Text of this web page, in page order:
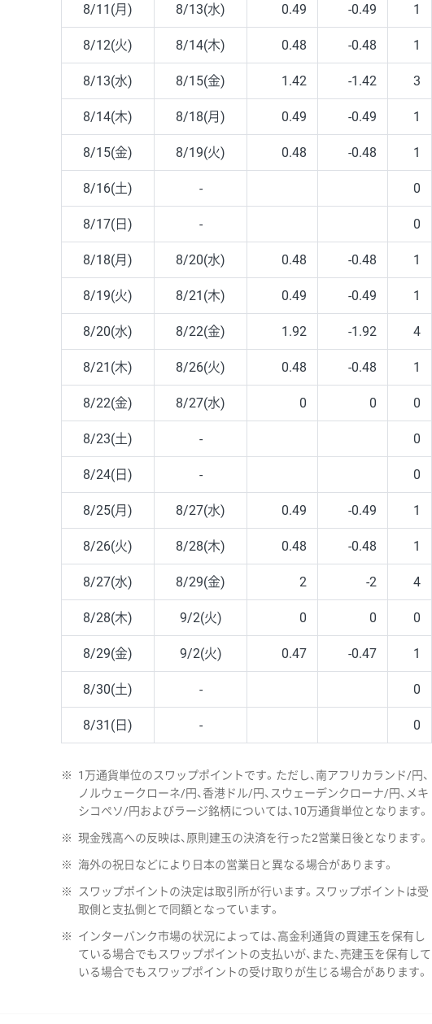
8/11(月) 8/13(水) 0.49 -0.49 1
8/12(火) 8/14(木) 0.48 -0.48 1
8/13(水) 8/15(金) 1.42 -1.42 3
8/14(木) 8/18(月) 0.49 -0.49 1
8/15(金) 8/19(火) 0.48 -0.48 1
8/16(土) - 0
8/17(日) - 0
8/18(月) 8/20(水) 0.48 -0.48 1
8/19(火) 8/21(木) 0.49 -0.49 1
8/20(水) 8/22(金) 1.92 -1.92 4
8/21(木) 8/26(火) 0.48 -0.48 1
8/22(金) 8/27(水) 0 0 0
8/23(土) - 0
8/24(日) - 0
8/25(月) 8/27(水) 0.49 -0.49 1
8/26(火) 8/28(木) 0.48 -0.48 1
8/27(水) 8/29(金) 2 -2 4
8/28(木) 9/2(火) 0 0 0
8/29(金) 9/2(火) 0.47 -0.47 1
8/30(土) - 0
8/31(日) - 0
※
1万通貨単位のスワップポイントです。ただし、南アフリカランド/円、
ノルウェークローネ/円、香港ドル/円、スウェーデンクローナ/円、メキ
シコペソ/円およびラージ銘柄については、10万通貨単位となります。
※ 現金残高への反映は、原則建玉の決済を行った2営業日後となります。
※ 海外の祝日などにより日本の営業日と異なる場合があります。
※
スワップポイントの決定は取引所が行います。スワップポイントは受
取側と支払側とで同額となっています。
※
インターバンク市場の状況によっては、高金利通貨の買建玉を保有し
ている場合でもスワップポイントの支払いが、また、売建玉を保有して
いる場合でもスワップポイントの受け取りが生じる場合があります。